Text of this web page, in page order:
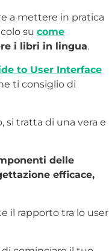
a mettere in pratica
su come
i libri in lingua.
to User Interface
ti consiglio di
si tratta di una vera e
delle
efficace,
il rapporto tra lo user